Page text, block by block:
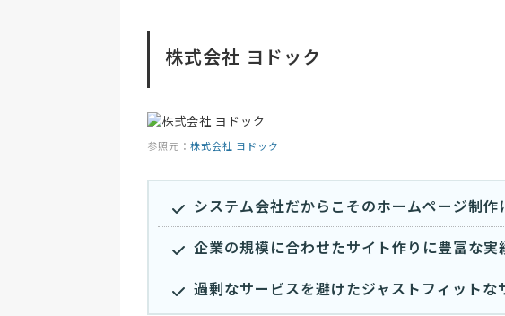
株式会社 ヨドック
参照元： 株式会社 ヨドック
システム会社だからこそのホームページ制作
企業の規模に合わせたサイト作りに豊富な実
過剰なサービスを避けたジャストフィットな